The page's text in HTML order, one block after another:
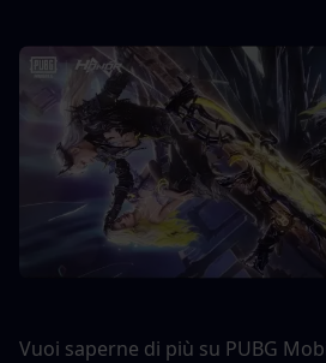
Vuoi saperne di più su PUBG